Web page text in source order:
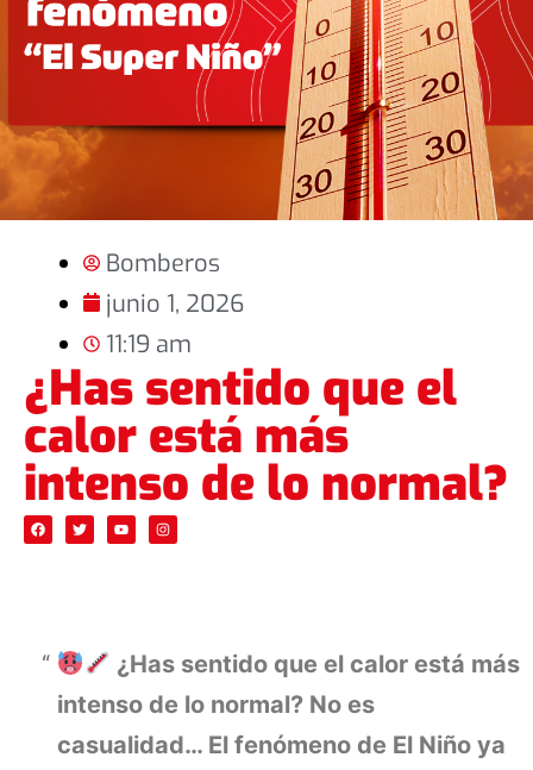
Bomberos
junio 1, 2026
11:19 am
¿Has sentido que el
calor está más
intenso de lo normal?
¿Has sentido que el calor está más
intenso de lo normal? No es
casualidad… El fenómeno de El Niño ya